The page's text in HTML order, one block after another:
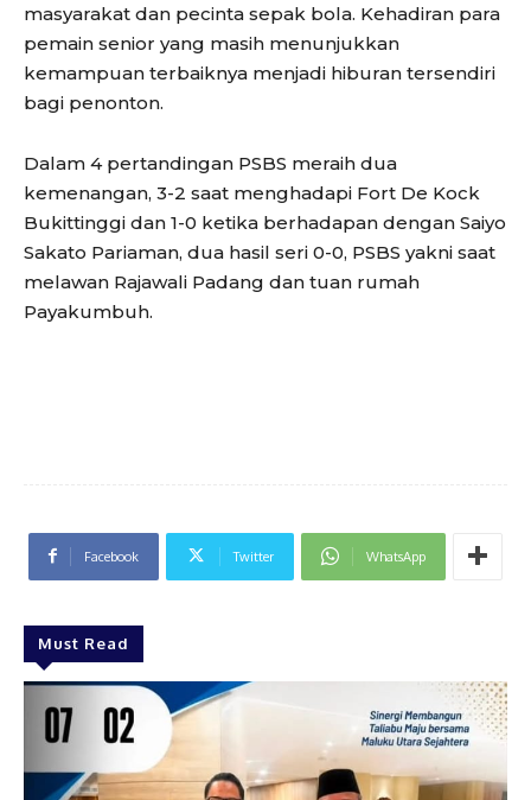
masyarakat dan pecinta sepak bola. Kehadiran para
pemain senior yang masih menunjukkan
kemampuan terbaiknya menjadi hiburan tersendiri
bagi penonton.
Dalam 4 pertandingan PSBS meraih dua
kemenangan, 3-2 saat menghadapi Fort De Kock
Bukittinggi dan 1-0 ketika berhadapan dengan Saiyo
Sakato Pariaman, dua hasil seri 0-0, PSBS yakni saat
melawan Rajawali Padang dan tuan rumah
Payakumbuh.
Facebook Twitter WhatsApp
Must Read